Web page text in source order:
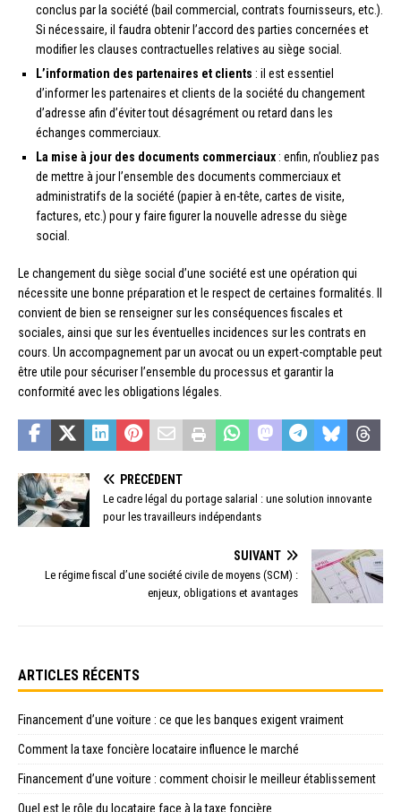
conclus par la société (bail commercial, contrats fournisseurs, etc.).
Si nécessaire, il faudra obtenir l’accord des parties concernées et
modifier les clauses contractuelles relatives au siège social.
L’information des partenaires et clients : il est essentiel
d’informer les partenaires et clients de la société du changement
d’adresse afin d’éviter tout désagrément ou retard dans les
échanges commerciaux.
La mise à jour des documents commerciaux : enfin, n’oubliez pas
de mettre à jour l’ensemble des documents commerciaux et
administratifs de la société (papier à en-tête, cartes de visite,
factures, etc.) pour y faire figurer la nouvelle adresse du siège
social.
Le changement du siège social d’une société est une opération qui
nécessite une bonne préparation et le respect de certaines formalités. Il
convient de bien se renseigner sur les conséquences fiscales et
sociales, ainsi que sur les éventuelles incidences sur les contrats en
cours. Un accompagnement par un avocat ou un expert-comptable peut
être utile pour sécuriser l’ensemble du processus et garantir la
conformité avec les obligations légales.
PRÉCÉDENT
Le cadre légal du portage salarial : une solution innovante
pour les travailleurs indépendants
SUIVANT
Le régime fiscal d’une société civile de moyens (SCM) :
enjeux, obligations et avantages
ARTICLES RÉCENTS
Financement d’une voiture : ce que les banques exigent vraiment
Comment la taxe foncière locataire influence le marché
Financement d’une voiture : comment choisir le meilleur établissement
Quel est le rôle du locataire face à la taxe foncière